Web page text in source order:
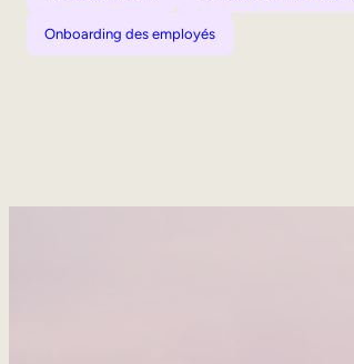
Onboarding des employés